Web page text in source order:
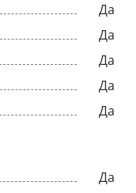
Да
Да
Да
Да
Да
Да